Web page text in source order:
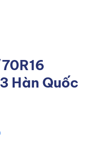
Hàn Quốc